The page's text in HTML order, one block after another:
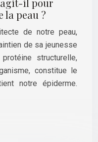
agit-il pour
la peau ?
de notre peau,
de sa jeunesse
structurelle,
constitue le
notre épiderme.